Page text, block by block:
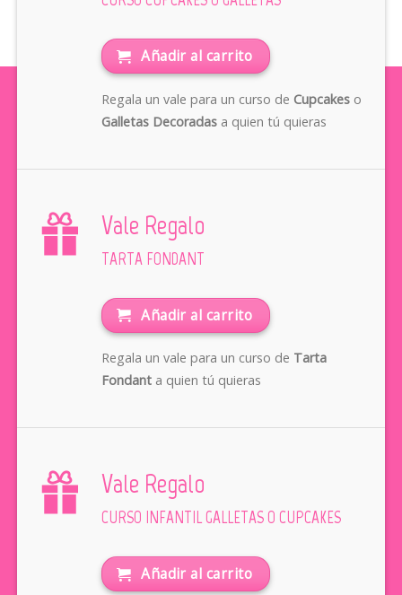
Añadir al carrito
Regala un vale para un curso de Cupcakeso
Galletas Decoradasa quien tú quieras
Vale Regalo
TARTA FONDANT
Añadir al carrito
Regala un vale para un curso de Tarta
Fondanta quien tú quieras
Vale Regalo
CURSO INFANTIL GALLETAS O CUPCAKES
Añadir al carrito